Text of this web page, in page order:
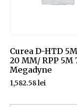
Curea D-HTD
20 MM/ RPP 5M
Megadyne
1,582.58lei